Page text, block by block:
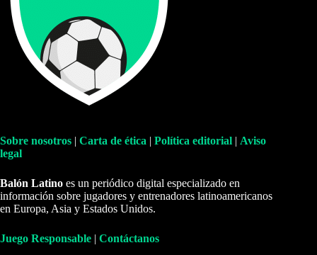
Sobre nosotros | Carta de ética | Política editorial | Aviso
legal
Balón Latino es un periódico digital especializado en
información sobre jugadores y entrenadores latinoamericanos
en Europa, Asia y Estados Unidos.
Juego Responsable | Contáctanos